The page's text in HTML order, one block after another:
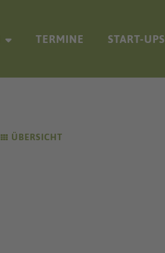
TERMINE START-UPS
ÜBERSICHT